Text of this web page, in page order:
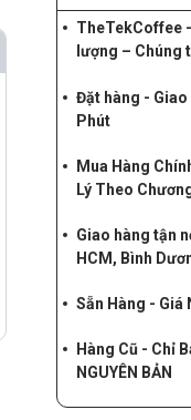
TheTekCoffee
lượng – Chúng
Đặt hàng -
Phút
Mua Hàng
Lý Theo
Giao hàng tận
HCM, Bình
Sẵn Hàng - Giá
Hàng Cũ - Chỉ
NGUYÊN BẢN